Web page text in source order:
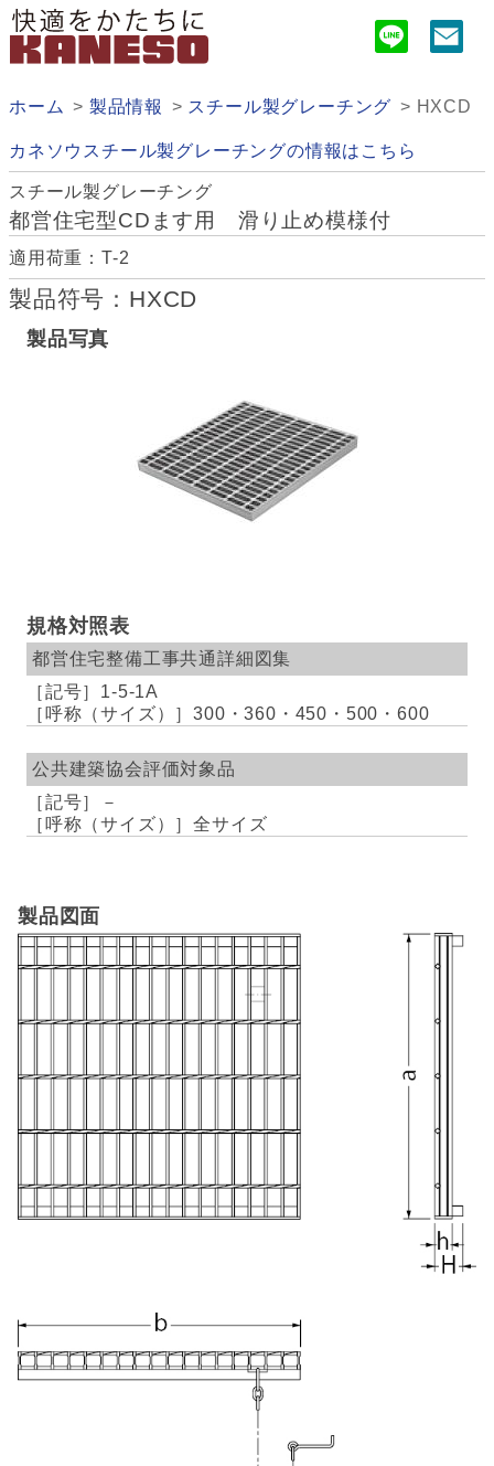
ホーム 製品情報 スチール製グレーチング HXCD
カネソウスチール製グレーチングの情報はこちら
スチール製グレーチング
都営住宅型CDます用 滑り止め模様付
適用荷重：T-2
製品符号：HXCD
製品写真
規格対照表
都営住宅整備工事共通詳細図集
1-5-1A
300・360・450・500・600
公共建築協会評価対象品
－
全サイズ
製品図面